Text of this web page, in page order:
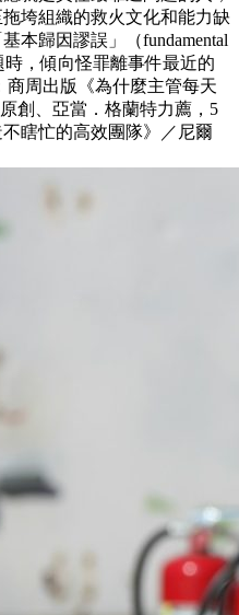
垮組織的救火文化和能力缺
本歸因謬誤」（fundamental
時，傾向怪罪離事件最近的
商周出版《為什麼主管每天
創、亞當．格蘭特力薦，5
瞎忙的高效團隊》／尼爾